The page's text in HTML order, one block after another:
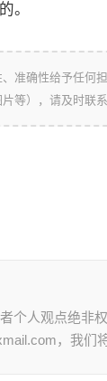
。
准确性给予任何
等），请及时联
个人观点绝非
，我们